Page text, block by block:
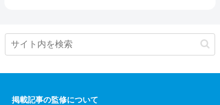
掲載記事の監修について